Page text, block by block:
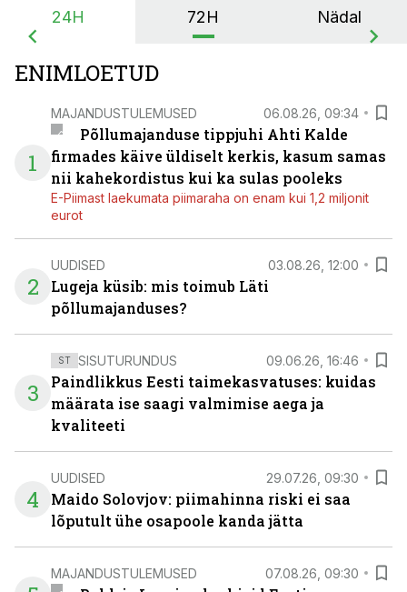
24H 72H Nädal
ENIMLOETUD
1
MAJANDUSTULEMUSED 06.08.26, 09:34
Põllumajanduse tippjuhi Ahti Kalde
firmades käive üldiselt kerkis, kasum samas
nii kahekordistus kui ka sulas pooleks
E-Piimast laekumata piimaraha on enam kui 1,2 miljonit
eurot
2
UUDISED 03.08.26, 12:00
Lugeja küsib: mis toimub Läti
põllumajanduses?
3
ST SISUTURUNDUS 09.06.26, 16:46
Paindlikkus Eesti taimekasvatuses: kuidas
määrata ise saagi valmimise aega ja
kvaliteeti
4
UUDISED 29.07.26, 09:30
Maido Solovjov: piimahinna riski ei saa
lõputult ühe osapoole kanda jätta
MAJANDUSTULEMUSED 07.08.26, 09:30